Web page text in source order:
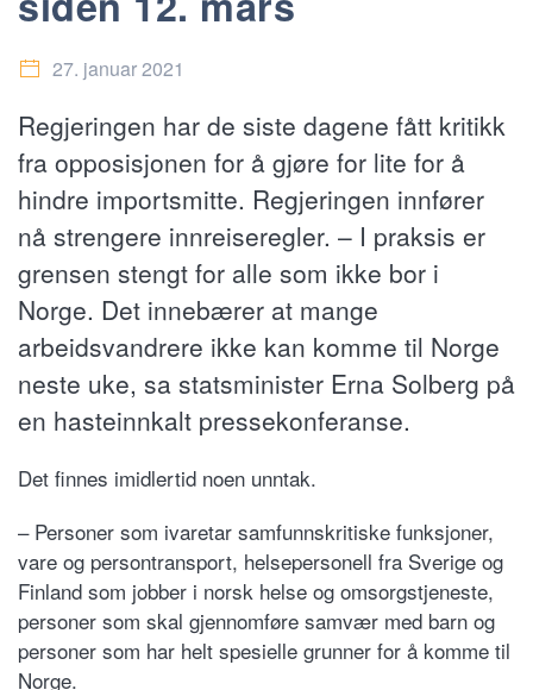
27. januar 2021
Regjeringen har de siste dagene fått kritikk
fra opposisjonen for å gjøre for lite for å
hindre importsmitte. Regjeringen innfører
nå strengere innreiseregler. – I praksis er
grensen stengt for alle som ikke bor i
Norge. Det innebærer at mange
arbeidsvandrere ikke kan komme til Norge
neste uke, sa statsminister Erna Solberg på
en hasteinnkalt pressekonferanse.
Det finnes imidlertid noen unntak.
– Personer som ivaretar samfunnskritiske funksjoner,
vare og persontransport, helsepersonell fra Sverige og
Finland som jobber i norsk helse og omsorgstjeneste,
personer som skal gjennomføre samvær med barn og
personer som har helt spesielle grunner for å komme til
Norge.